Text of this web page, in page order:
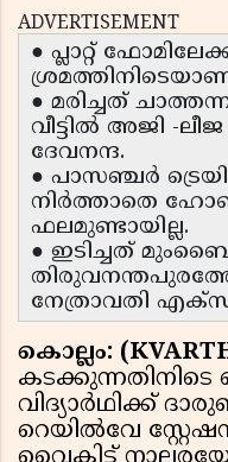
ADVERTISEMENT
● പ്ലാറ്റ്
● മരിച്ചത്
വീട്ടില്‍ അജി -
ദേവനന്ദ.
● പാസഞ്ചര്‍
നിര്‍ത്താതെ ഹോണ്‍
ഫലമുണ്ടായില്ല.
● ഇടിച്ചത്
നേത്രാവതി
കൊല്ലം:
കടക്കുന്നതിനിടെ
വിദ്യാര്‍ഥിക്ക്
റെയില്‍വേ